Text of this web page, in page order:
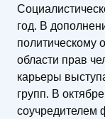
год. В
политическому
области прав
карьеры
групп. В
соучредителем